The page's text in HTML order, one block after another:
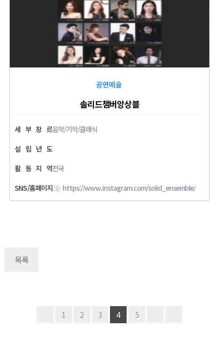
공연예술
솔리드챔버앙상블
세 부 장 르음악/기악/클래식
설 립 년 도
활 동 지 역전국
SNS/홈페이지
https://www.instagram.com/solid_ensemble/
목록
1 2 3 4 5